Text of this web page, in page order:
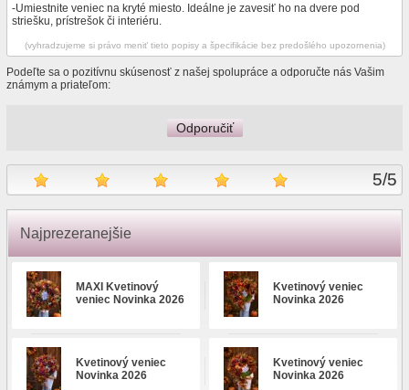
Podeľte sa o pozitívnu skúsenosť z našej spolupráce a odporučte nás Vašim
známym a priateľom:
Odporučiť
5/5
Najprezeranejšie
MAXI Kvetinový
veniec Novinka 2026
Kvetinový veniec
Novinka 2026
Kvetinový veniec
Novinka 2026
Kvetinový veniec
Novinka 2026
-Umiestnite veniec na kryté miesto. Ideálne je zavesiť ho na dvere pod
striešku, prístrešok či interiéru.
(vyhradzujeme si právo meniť tieto popisy a špecifikácie bez predošlého upozornenia)